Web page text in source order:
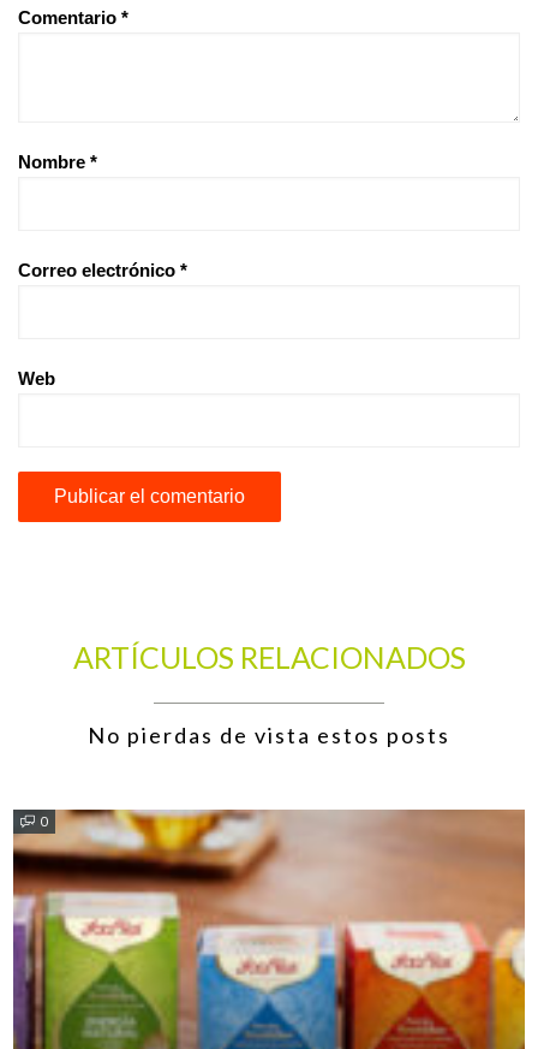
Comentario *
Nombre *
Correo electrónico *
Web
ARTÍCULOS RELACIONADOS
No pierdas de vista estos posts
0